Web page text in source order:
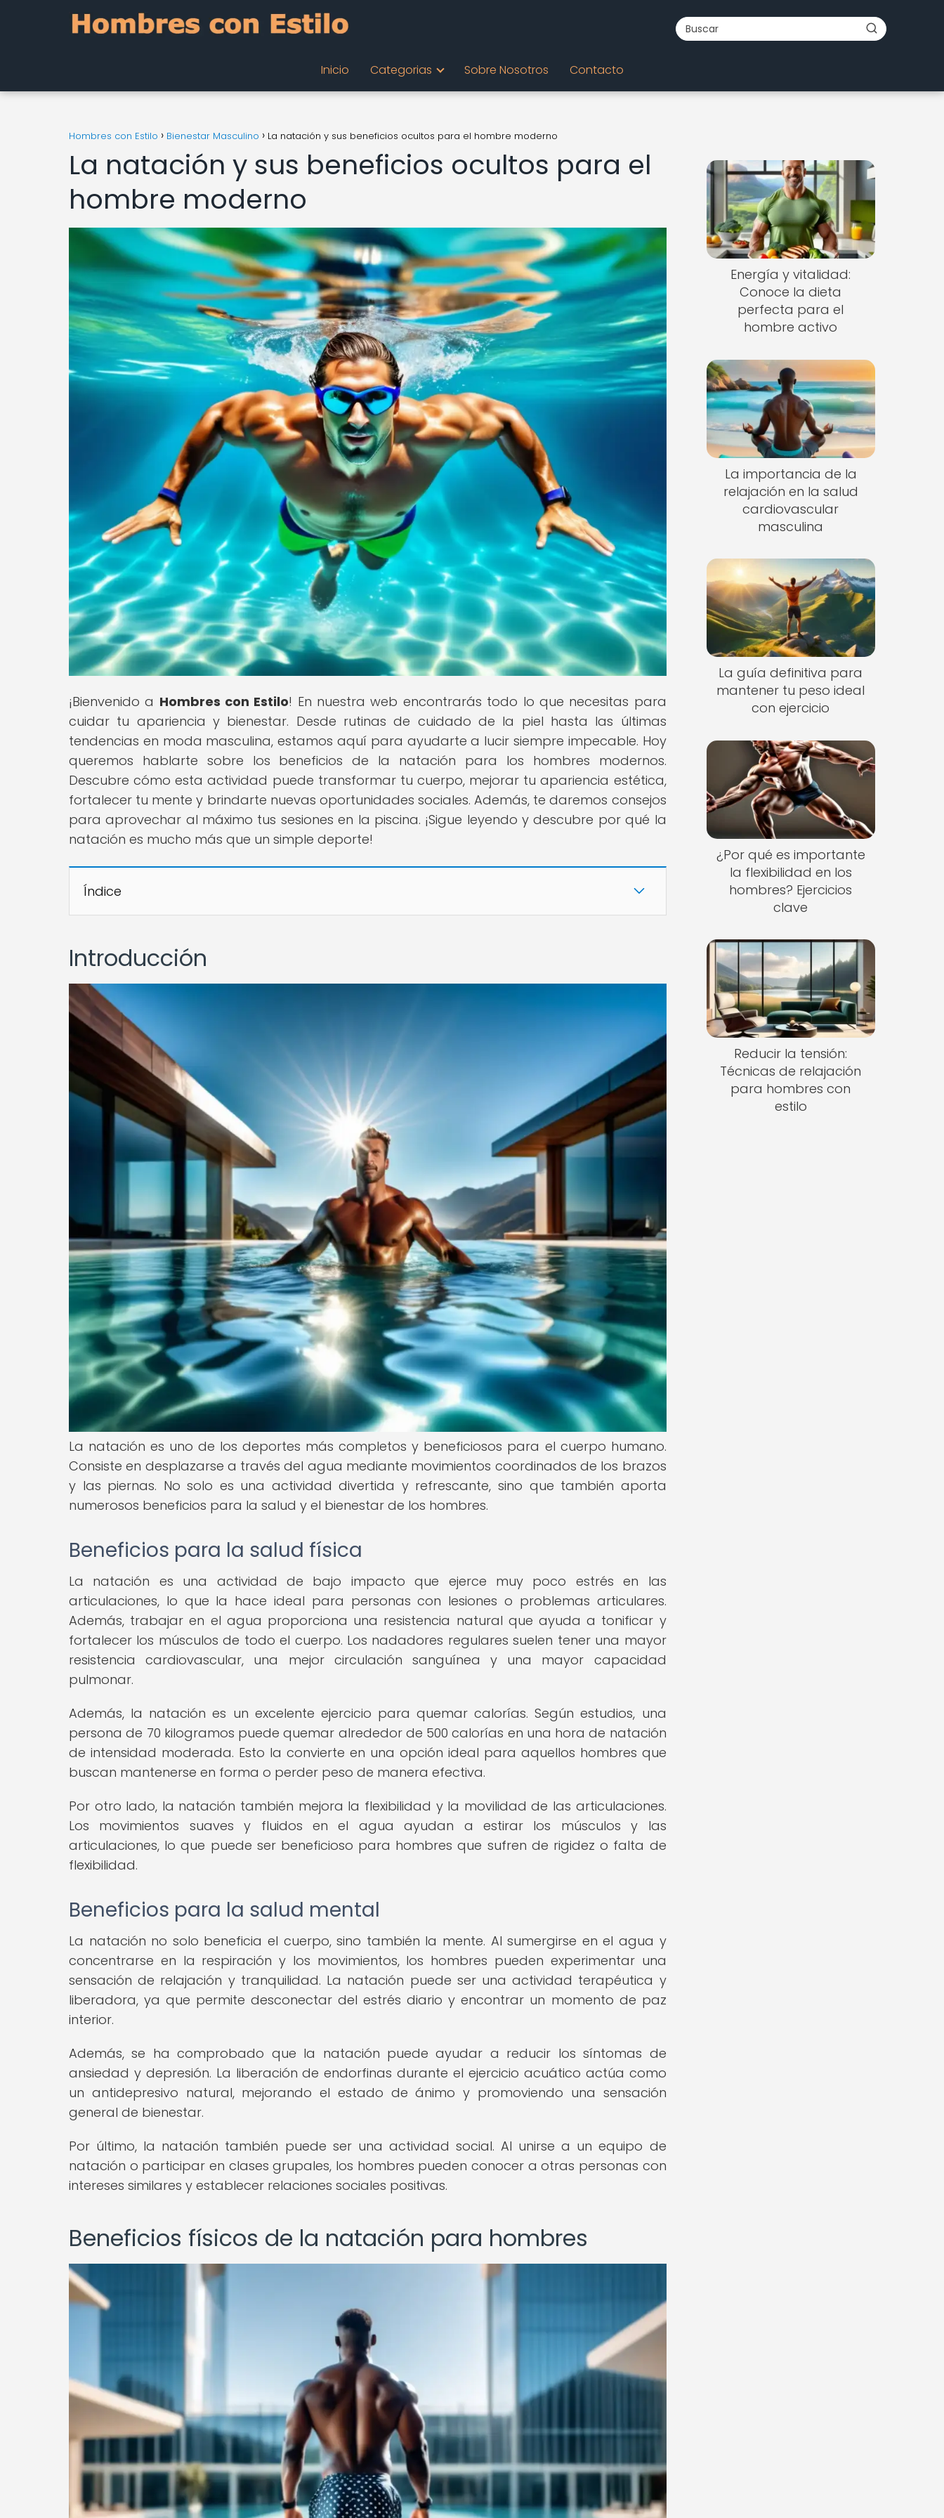
Inicio Categorias Sobre Nosotros Contacto
Hombres con Estilo Bienestar Masculino La natación y sus beneficios ocultos para el hombre moderno
La natación y sus beneficios ocultos para el
hombre moderno
¡Bienvenido a Hombres con Estilo! En nuestra web encontrarás todo lo que necesitas para
cuidar tu apariencia y bienestar. Desde rutinas de cuidado de la piel hasta las últimas
tendencias en moda masculina, estamos aquí para ayudarte a lucir siempre impecable. Hoy
queremos hablarte sobre los beneficios de la natación para los hombres modernos.
Descubre cómo esta actividad puede transformar tu cuerpo, mejorar tu apariencia estética,
fortalecer tu mente y brindarte nuevas oportunidades sociales. Además, te daremos consejos
para aprovechar al máximo tus sesiones en la piscina. ¡Sigue leyendo y descubre por qué la
natación es mucho más que un simple deporte!
Índice
Introducción
La natación es uno de los deportes más completos y beneficiosos para el cuerpo humano.
Consiste en desplazarse a través del agua mediante movimientos coordinados de los brazos
y las piernas. No solo es una actividad divertida y refrescante, sino que también aporta
numerosos beneficios para la salud y el bienestar de los hombres.
Beneficios para la salud física
La natación es una actividad de bajo impacto que ejerce muy poco estrés en las
articulaciones, lo que la hace ideal para personas con lesiones o problemas articulares.
Además, trabajar en el agua proporciona una resistencia natural que ayuda a tonificar y
fortalecer los músculos de todo el cuerpo. Los nadadores regulares suelen tener una mayor
resistencia cardiovascular, una mejor circulación sanguínea y una mayor capacidad
pulmonar.
Además, la natación es un excelente ejercicio para quemar calorías. Según estudios, una
persona de 70 kilogramos puede quemar alrededor de 500 calorías en una hora de natación
de intensidad moderada. Esto la convierte en una opción ideal para aquellos hombres que
buscan mantenerse en forma o perder peso de manera efectiva.
Por otro lado, la natación también mejora la flexibilidad y la movilidad de las articulaciones.
Los movimientos suaves y fluidos en el agua ayudan a estirar los músculos y las
articulaciones, lo que puede ser beneficioso para hombres que sufren de rigidez o falta de
flexibilidad.
Beneficios para la salud mental
La natación no solo beneficia el cuerpo, sino también la mente. Al sumergirse en el agua y
concentrarse en la respiración y los movimientos, los hombres pueden experimentar una
sensación de relajación y tranquilidad. La natación puede ser una actividad terapéutica y
liberadora, ya que permite desconectar del estrés diario y encontrar un momento de paz
interior.
Además, se ha comprobado que la natación puede ayudar a reducir los síntomas de
ansiedad y depresión. La liberación de endorfinas durante el ejercicio acuático actúa como
un antidepresivo natural, mejorando el estado de ánimo y promoviendo una sensación
general de bienestar.
Por último, la natación también puede ser una actividad social. Al unirse a un equipo de
natación o participar en clases grupales, los hombres pueden conocer a otras personas con
intereses similares y establecer relaciones sociales positivas.
Beneficios físicos de la natación para hombres
Energía y vitalidad:
Conoce la dieta
perfecta para el
hombre activo
La importancia de la
relajación en la salud
cardiovascular
masculina
La guía definitiva para
mantener tu peso ideal
con ejercicio
¿Por qué es importante
la flexibilidad en los
hombres? Ejercicios
clave
Reducir la tensión:
Técnicas de relajación
para hombres con
estilo